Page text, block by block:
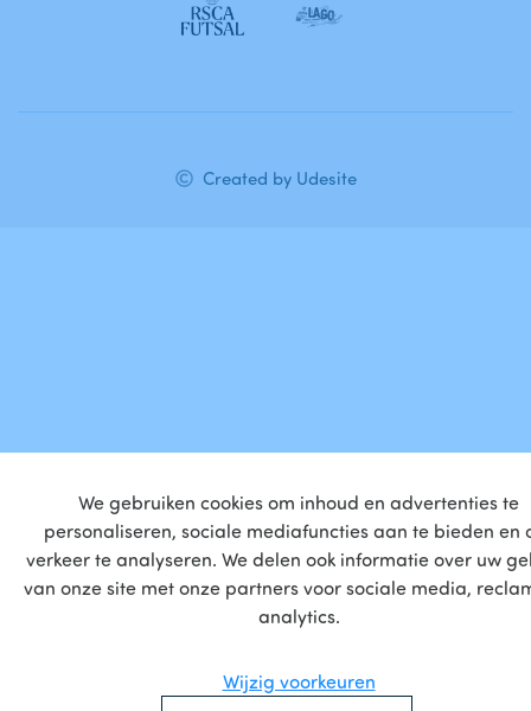
We gebruiken cookies om inhoud en advertenties te
personaliseren, sociale mediafuncties aan te bieden en
verkeer te analyseren. We delen ook informatie over uw
van onze site met onze partners voor sociale media,
analytics.
Wijzig voorkeuren
Created by Udesite